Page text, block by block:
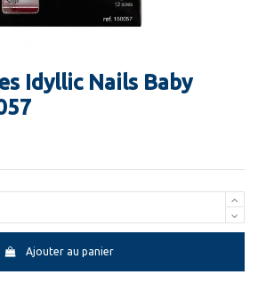
Idyllic Nails Baby
Ajouter au panier